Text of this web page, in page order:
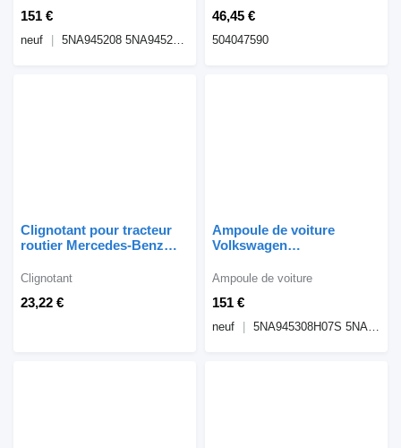
151 €
neuf 5NA945208 5NA945208K02S 00214974 00214989 5NA945207 5NA945207K02S 00214953 00214882
46,45 €
504047590
Clignotant pour tracteur
routier Mercedes-Benz
23,22 €
Clignotant
Ampoule de voiture
Volkswagen
automobile
151 €
Ampoule de voiture
neuf 5NA945308H07S 5NA945308 00215026 5NA945307 5NA945307H07S 00215009